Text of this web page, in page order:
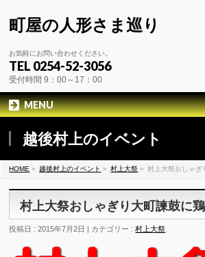
町屋の人形さま巡り
お気軽にお問い合わせください。
TEL 0254-52-3056
受付時間 9：00～17：00
MENU
越後村上のイベント
HOME » 越後村上のイベント » 村上大祭 » 村上大祭おしゃぎ
村上大祭おしゃぎり大町諫鼓に鶏
投稿日 : 2015年7月2日 | カテゴリー :村上大祭